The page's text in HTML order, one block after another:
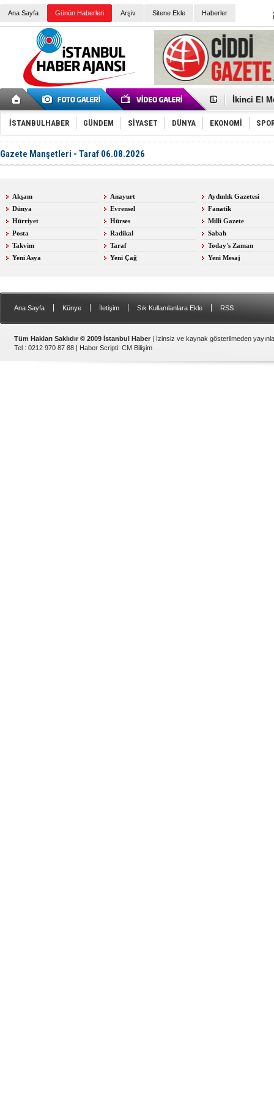
Ana Sayfa Günün Haberleri Arşiv Sitene Ekle Haberler
İkinci El
Guguk
Sneaker
Erkek
Tommy
Kayyum
Erdoğan:
İtalyan
3 gözaltı:
İSTANBULHABER GÜNDEM SİYASET DÜNYA EKONOMİ
Gazete Manşetleri - Taraf 06.08.2026
Akşam Anayurt
Aydınlık Gazetesi
Dünya
Evrensel
Fanatik
Hürriyet
Hürses
Milli Gazete
Posta
Radikal
Sabah
Takvim
Taraf
Today's Zaman
Yeni Asya
Yeni Çağ Yeni Mesaj
Ana Sayfa Künye İletişim Sık Kullanılanlara Ekle RSS
Tüm Hakları Saklıdır © 2009 İstanbul Haber | İzinsiz ve kaynak gösterilmeden
Tel : 0212 970 87 88 | Haber Scripti: CM Bilişim